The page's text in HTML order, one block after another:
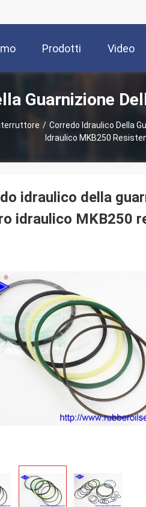
Prodotti Video
Guarnizione
/ Corredo Idraulico Della
Idraulico MKB250
idraulico della
idraulico MKB250